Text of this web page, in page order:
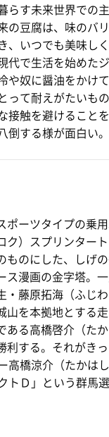
らす未来世界での
の豆腐は、味のバ
、いつでも美味し
代で生活を始めた
や奴に醤油をかけ
って耐えがたいも
接触を避けること
倒する様が面白い。
ポーツタイプの乗
ク）スプリンター
ものにした、しげ
ス漫画の金字塔。
・藤原拓海（ふじ
山を本拠地とする
ある高橋啓介（た
利する。それがき
高橋涼介（たかは
トＤ」という群馬